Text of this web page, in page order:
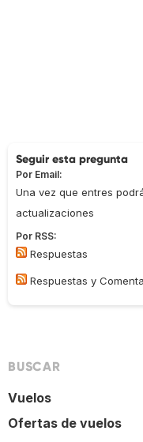
Seguir esta pregunta
Por Email:
Una vez que entres
actualizaciones
Por RSS:
Respuestas
Respuestas y
BUSCAR
Vuelos
Ofertas de vuelos